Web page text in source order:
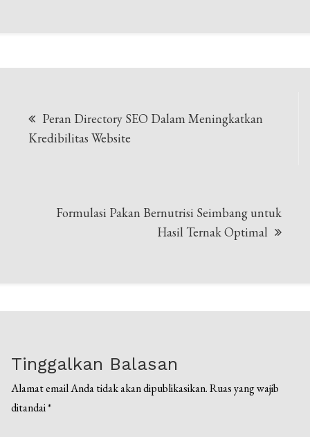
pos
Peran Directory SEO Dalam Meningkatkan
Kredibilitas Website
Formulasi Pakan Bernutrisi Seimbang untuk
Hasil Ternak Optimal
Tinggalkan Balasan
Alamat email Anda tidak akan dipublikasikan. Ruas yang wajib
ditandai*